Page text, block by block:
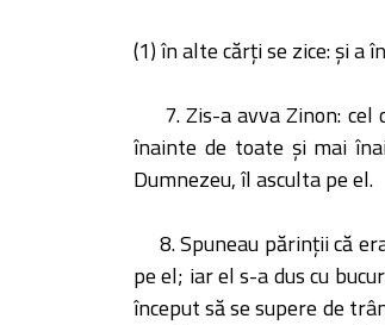
(1) în alte cărţi se zice: şi a
7. Zis-a avva Zinon:
înainte de toate şi mai
Dumnezeu, îl asculta pe el.
8. Spuneau părinţii că
pe el; iar el s-a dus cu
început să se supere de